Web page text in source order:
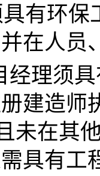
有环保
在人员
经理须
建造师
未在其
具有工